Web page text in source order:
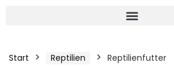
Start Reptilien Reptilienfutter